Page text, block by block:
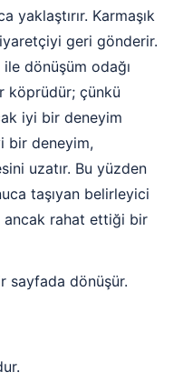
yaklaştırır. Karmaşık
geri gönderir.
ile dönüşüm odağı
köprüdür; çünkü
iyi bir deneyim
bir deneyim,
uzatır. Bu yüzden
taşıyan belirleyici
ancak rahat ettiği bir
sayfada dönüşür.